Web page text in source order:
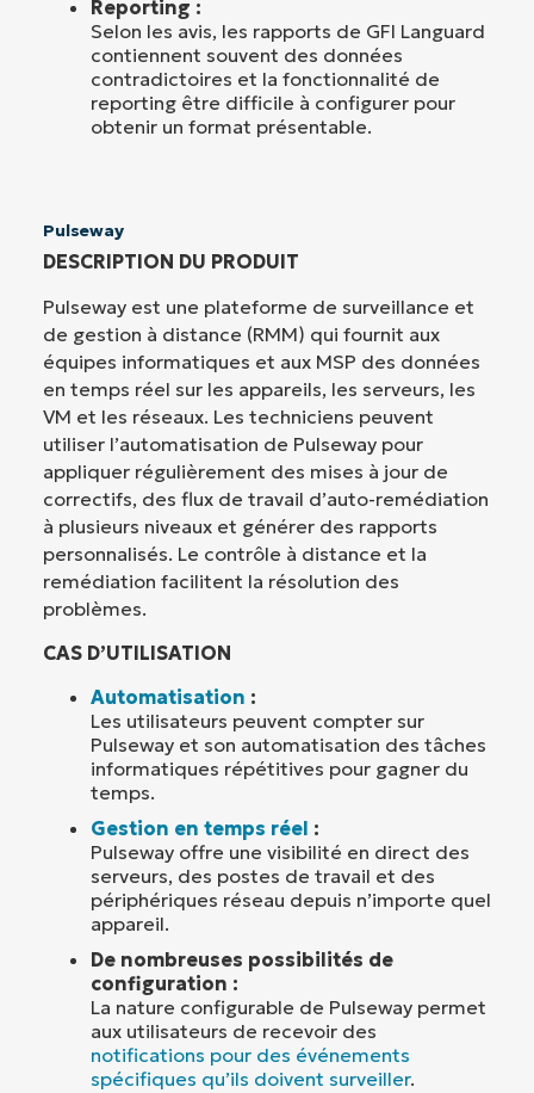
Reporting :
Selon les avis, les rapports de GFI Languard
contiennent souvent des données
contradictoires et la fonctionnalité de
reporting être difficile à configurer pour
obtenir un format présentable.
Pulseway
DESCRIPTION DU PRODUIT
Pulseway est une plateforme de surveillance et
de gestion à distance (RMM) qui fournit aux
équipes informatiques et aux MSP des données
en temps réel sur les appareils, les serveurs, les
VM et les réseaux. Les techniciens peuvent
utiliser l’automatisation de Pulseway pour
appliquer régulièrement des mises à jour de
correctifs, des flux de travail d’auto-remédiation
à plusieurs niveaux et générer des rapports
personnalisés. Le contrôle à distance et la
remédiation facilitent la résolution des
problèmes.
CAS D’UTILISATION
Automatisation :
Les utilisateurs peuvent compter sur
Pulseway et son automatisation des tâches
informatiques répétitives pour gagner du
temps.
Gestion en temps réel :
Pulseway offre une visibilité en direct des
serveurs, des postes de travail et des
périphériques réseau depuis n’importe quel
appareil.
De nombreuses possibilités de
configuration :
La nature configurable de Pulseway permet
aux utilisateurs de recevoir des
notifications pour des événements
spécifiques qu’ils doivent surveiller.